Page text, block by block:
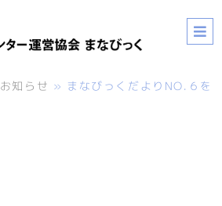
お知らせ » まなびっくだよりNO.６を